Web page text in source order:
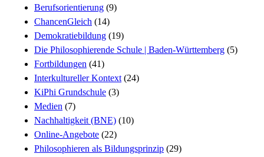
Berufsorientierung (9)
ChancenGleich (14)
Demokratiebildung (19)
Die Philosophierende Schule | Baden-Württemberg (5)
Fortbildungen (41)
Interkultureller Kontext (24)
KiPhi Grundschule (3)
Medien (7)
Nachhaltigkeit (BNE) (10)
Online-Angebote (22)
Philosophieren als Bildungsprinzip (29)